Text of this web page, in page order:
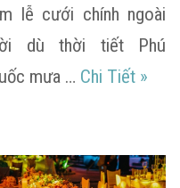
huyền bí’ của cặp
lễ cưới chính ngoài
dù thời tiết Phú
mưa … Chi Tiết »